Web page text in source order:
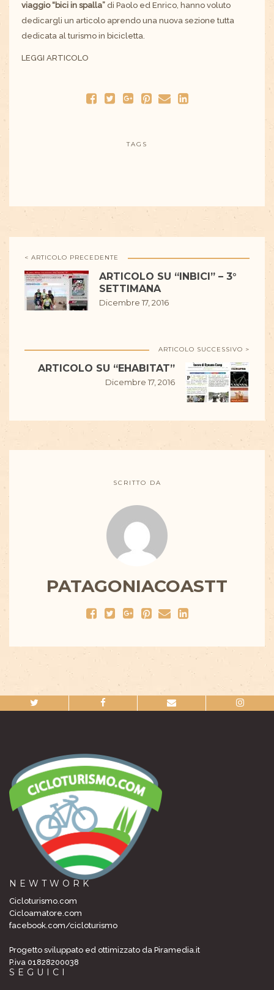
viaggio “bici in spalla” di Paolo ed Enrico, hanno voluto
dedicargli un articolo aprendo una nuova sezione tutta
dedicata al turismo in bicicletta.
LEGGI ARTICOLO
TAGS
< ARTICOLO PRECEDENTE
ARTICOLO SU “INBICI” – 3°
SETTIMANA
Dicembre 17, 2016
ARTICOLO SUCCESSIVO >
ARTICOLO SU “EHABITAT”
Dicembre 17, 2016
SCRITTO DA
PATAGONIACOASTT
NEWTWORK
Cicloturismo.com
Cicloamatore.com
facebook.com/cicloturismo
Progetto sviluppato ed ottimizzato da Piramedia.it
P.iva 01828200038
SEGUICI